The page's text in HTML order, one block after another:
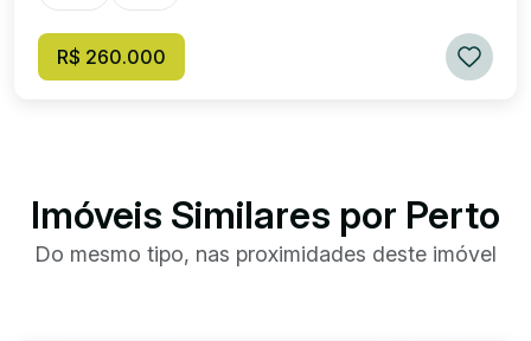
R$ 260.000
Imóveis Similares por Perto
Do mesmo tipo, nas proximidades deste imóvel